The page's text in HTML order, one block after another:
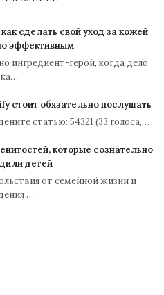
сделать свой уход за кожей
эффективным
ингредиент-герой, когда дело
ка…
стоит обязательно послушать
статью: 54321 (33 голоса,…
которые сознательно
детей
от семейной жизни и
…